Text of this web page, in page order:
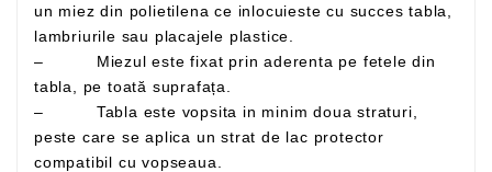
un miez din polietilena ce inlocuieste cu succes tabla,
lambriurile sau placajele plastice.
– Miezul este fixat prin aderenta pe fetele din
tabla, pe toată suprafața.
– Tabla este vopsita in minim doua straturi,
peste care se aplica un strat de lac protector
compatibil cu vopseaua.